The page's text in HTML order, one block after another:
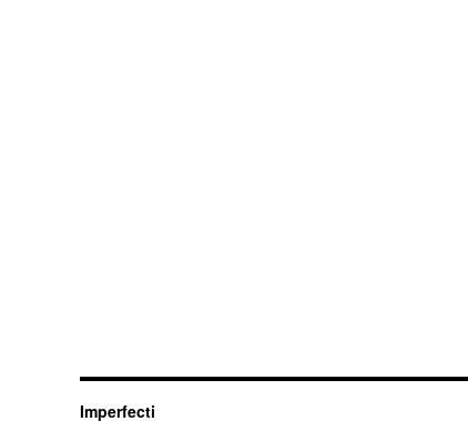
Imperfecti